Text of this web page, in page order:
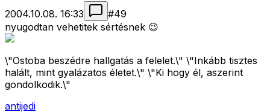
2004.10.08. 16:33 #49
nyugodtan vehetitek sértésnek 😉
\"Ostoba beszédre hallgatás a felelet.\" \"Inkább tisztes
halált, mint gyalázatos életet.\" \"Ki hogy él, aszerint
gondolkodik.\"
antijedi